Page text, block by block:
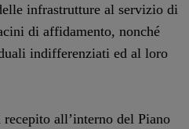
infrastrutture al servizio di
di affidamento, nonché
indifferenziati ed al loro
all’interno del Piano